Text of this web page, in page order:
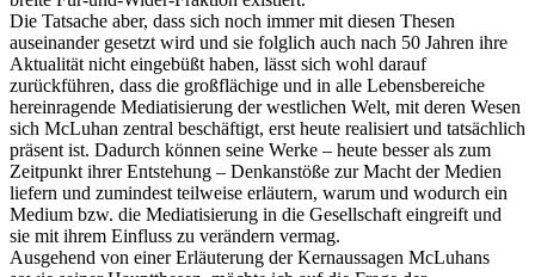
Die Tatsache aber, dass sich noch immer mit diesen Thesen
auseinander gesetzt wird und sie folglich auch nach 50 Jahren ihre
Aktualität nicht eingebüßt haben, lässt sich wohl darauf
zurückführen, dass die großflächige und in alle Lebensbereiche
hereinragende Mediatisierung der westlichen Welt, mit deren Wesen
sich McLuhan zentral beschäftigt, erst heute realisiert und tatsächlich
präsent ist. Dadurch können seine Werke – heute besser als zum
Zeitpunkt ihrer Entstehung – Denkanstöße zur Macht der Medien
liefern und zumindest teilweise erläutern, warum und wodurch ein
Medium bzw. die Mediatisierung in die Gesellschaft eingreift und
sie mit ihrem Einfluss zu verändern vermag.
Ausgehend von einer Erläuterung der Kernaussagen McLuhans